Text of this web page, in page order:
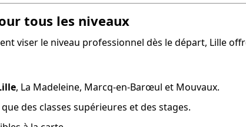
tous les niveaux
viser le niveau professionnel dès le départ, Lille
, La Madeleine, Marcq-en-Barœul et Mouvaux.
des classes supérieures et des stages.